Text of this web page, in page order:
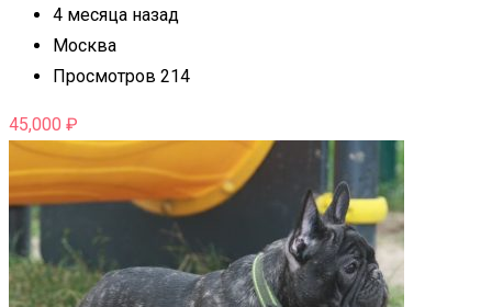
4 месяца назад
Москва
Просмотров 214
45,000 ₽